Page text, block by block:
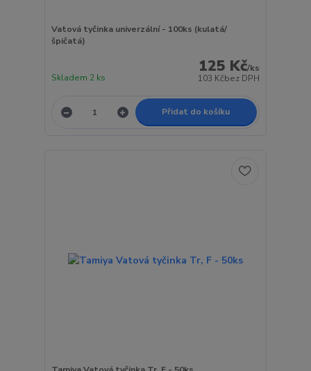
Vatová tyčinka univerzální - 100ks (kulatá/
špičatá)
125 Kč/ks
103 Kčbez DPH
Skladem 2 ks
Přidat do košíku